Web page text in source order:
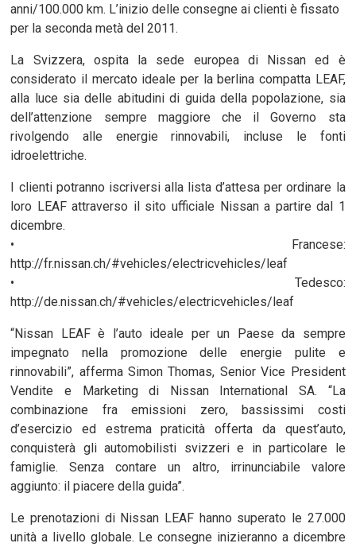
anni/100.000 km. L’inizio delle consegne ai clienti è fissato
per la seconda metà del 2011.
La Svizzera, ospita la sede europea di Nissan ed è
considerato il mercato ideale per la berlina compatta LEAF,
alla luce sia delle abitudini di guida della popolazione, sia
dell’attenzione sempre maggiore che il Governo sta
rivolgendo alle energie rinnovabili, incluse le fonti
idroelettriche.
I clienti potranno iscriversi alla lista d’attesa per ordinare la
loro LEAF attraverso il sito ufficiale Nissan a partire dal 1
dicembre.
• Francese:
http://fr.nissan.ch/#vehicles/electricvehicles/leaf
• Tedesco:
http://de.nissan.ch/#vehicles/electricvehicles/leaf
“Nissan LEAF è l’auto ideale per un Paese da sempre
impegnato nella promozione delle energie pulite e
rinnovabili”, afferma Simon Thomas, Senior Vice President
Vendite e Marketing di Nissan International SA. “La
combinazione fra emissioni zero, bassissimi costi
d’esercizio ed estrema praticità offerta da quest’auto,
conquisterà gli automobilisti svizzeri e in particolare le
famiglie. Senza contare un altro, irrinunciabile valore
aggiunto: il piacere della guida”.
Le prenotazioni di Nissan LEAF hanno superato le 27.000
unità a livello globale. Le consegne inizieranno a dicembre